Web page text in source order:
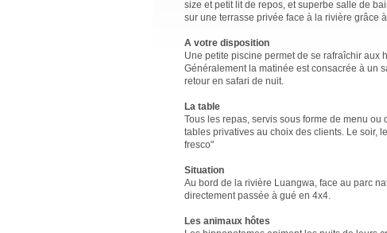
size et petit lit de repos, et superbe salle de
sur une terrasse privée face à la rivière grâce
A votre disposition
Une petite piscine permet de se rafraîchir aux
Généralement la matinée est consacrée à un
retour en safari de nuit.
La table
Tous les repas, servis sous forme de menu
tables privatives au choix des clients. Le soir,
fresco"
Situation
Au bord de la rivière Luangwa, face au parc
directement passée à gué en 4x4.
Les animaux hôtes